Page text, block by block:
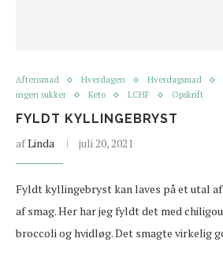
Aftensmad Hverdagen Hverdagsmad
ingen sukker
Keto LCHF Opskrift
FYLDT KYLLINGEBRYST
afLinda juli 20, 2021
Fyldt kyllingebryst kan laves på et utal
af smag. Her har jeg fyldt det med
broccoli og hvidløg. Det smagte virkelig